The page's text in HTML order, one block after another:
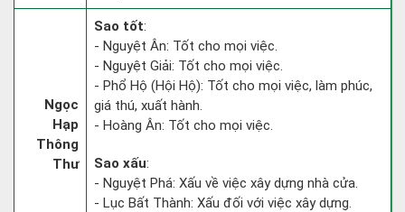
Ngọc
Hạp
Thông
Thư
Sao tốt:
- Nguyệt Ân: Tốt cho mọi việc.
- Nguyệt Giải: Tốt cho mọi việc.
- Phổ Hộ (Hội Hộ): Tốt cho mọi việc, làm phúc,
giá thú, xuất hành.
- Hoàng Ân: Tốt cho mọi việc.
Sao xấu:
- Nguyệt Phá: Xấu về việc xây dựng nhà cửa.
- Lục Bất Thành: Xấu đối với việc xây dựng.